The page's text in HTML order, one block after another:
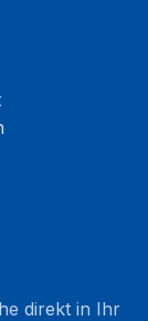
direkt in Ihr